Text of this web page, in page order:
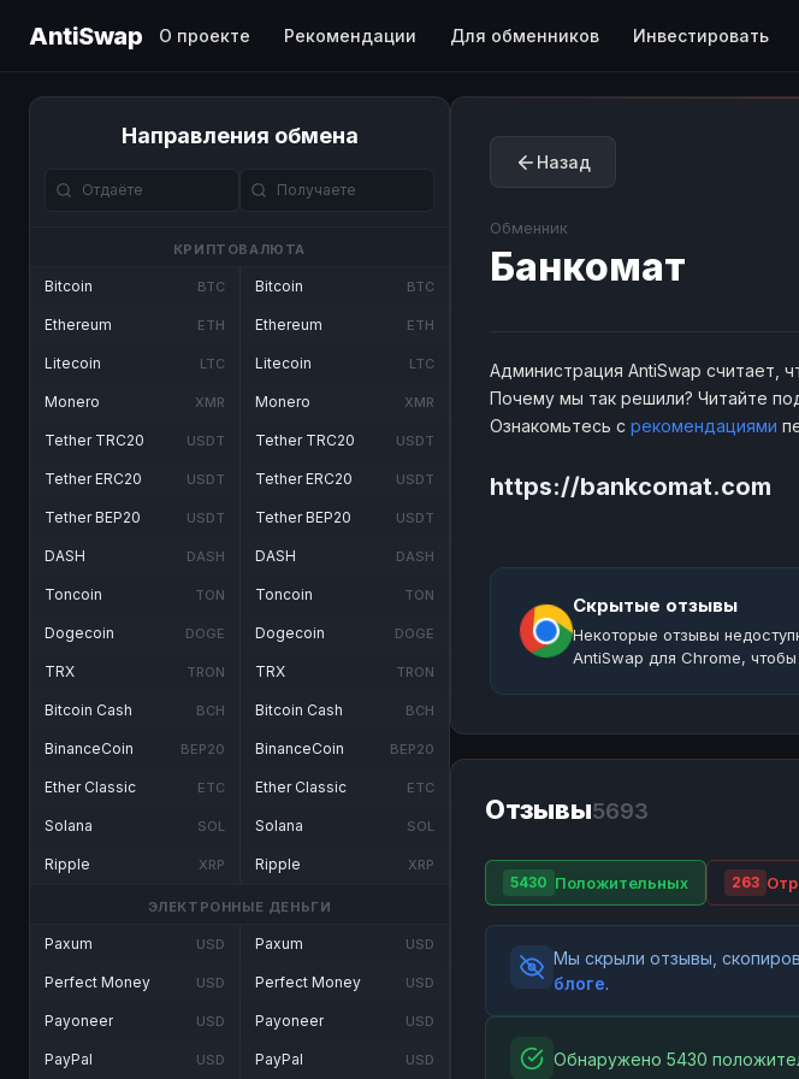
AntiSwap О проекте Рекомендации Для обменников Инвестировать
Направления обмена
КРИПТОВАЛЮТА
Bitcoin BTC
Ethereum ETH
Litecoin LTC
Monero XMR
Tether TRC20 USDT
Tether ERC20 USDT
Tether BEP20 USDT
DASH DASH
Toncoin TON
Dogecoin DOGE
TRX TRON
Bitcoin Cash BCH
BinanceCoin BEP20
Ether Classic ETC
Solana SOL
Ripple XRP
Bitcoin BTC
Ethereum ETH
Litecoin LTC
Monero XMR
Tether TRC20 USDT
Tether ERC20 USDT
Tether BEP20 USDT
DASH DASH
Toncoin TON
Dogecoin DOGE
TRX TRON
Bitcoin Cash BCH
BinanceCoin BEP20
Ether Classic ETC
Solana SOL
Ripple XRP
ЭЛЕКТРОННЫЕ ДЕНЬГИ
Paxum USD
Perfect Money USD
Payoneer USD
PayPal USD
Paxum USD
Perfect Money USD
Payoneer USD
PayPal USD
Назад
Обменник
Банкомат
Администрация AntiSwap считает,
Почему мы так решили? Читайте
Ознакомьтесь с рекомендациями
https://bankcomat.com
Скрытые отзывы
Некоторые отзывы
AntiSwap для Chrome,
Отзывы5693
5430 Положительных 263
Мы скрыли отзывы,
блоге.
Обнаружено 5430